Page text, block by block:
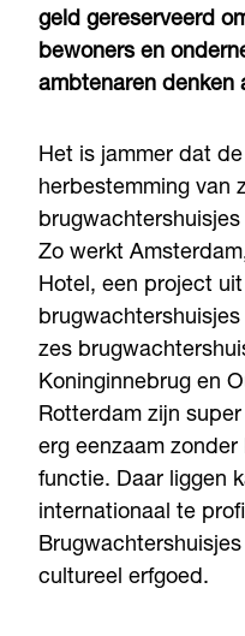
geld gereserveerd
bewoners en
ambtenaren denken
Het is jammer dat
herbestemming van
Zo werkt
Hotel, een project
zes
Koninginnebrug en
Rotterdam zijn
erg eenzaam
functie. Daar liggen
internationaal te
cultureel erfgoed.